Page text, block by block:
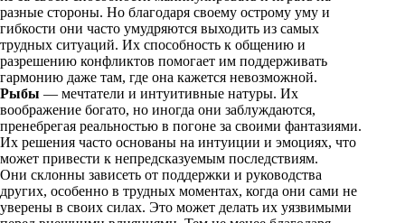
разные стороны. Но благодаря своему острому уму и
гибкости они часто умудряются выходить из самых
трудных ситуаций. Их способность к общению и
разрешению конфликтов помогает им поддерживать
гармонию даже там, где она кажется невозможной.
Рыбы — мечтатели и интуитивные натуры. Их
воображение богато, но иногда они заблуждаются,
пренебрегая реальностью в погоне за своими фантазиями.
Их решения часто основаны на интуиции и эмоциях, что
может привести к непредсказуемым последствиям.
Они склонны зависеть от поддержки и руководства
других, особенно в трудных моментах, когда они сами не
уверены в своих силах. Это может делать их уязвимыми